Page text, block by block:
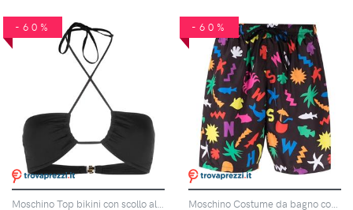
-60% -60%